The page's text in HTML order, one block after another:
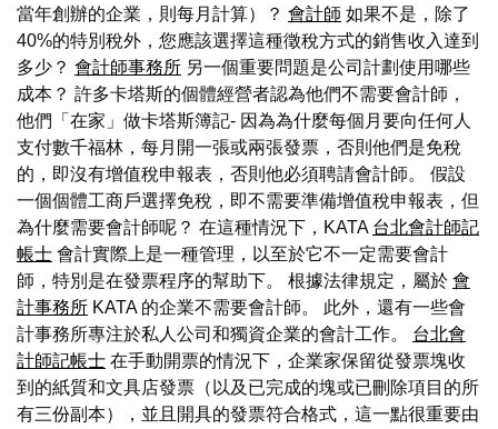
當年創辦的企業，則每月計算）？ 會計師 如果不是，除了
40%的特別稅外，您應該選擇這種徵稅方式的銷售收入達到
多少？ 會計師事務所 另一個重要問題是公司計劃使用哪些
成本？ 許多卡塔斯的個體經營者認為他們不需要會計師，
他們「在家」做卡塔斯簿記- 因為為什麼每個月要向任何人
支付數千福林，每月開一張或兩張發票，否則他們是免稅
的，即沒有增值稅申報表，否則他必須聘請會計師。 假設
一個個體工商戶選擇免稅，即不需要準備增值稅申報表，但
為什麼需要會計師呢？ 在這種情況下，KATA 台北會計師記
帳士 會計實際上是一種管理，以至於它不一定需要會計
師，特別是在發票程序的幫助下。 根據法律規定，屬於 會
計事務所 KATA 的企業不需要會計師。 此外，還有一些會
計事務所專注於私人公司和獨資企業的會計工作。 台北會
計師記帳士 在手動開票的情況下，企業家保留從發票塊收
到的紙質和文具店發票（以及已完成的塊或已刪除項目的所
有三份副本），並且開具的發票符合格式，這一點很重要由